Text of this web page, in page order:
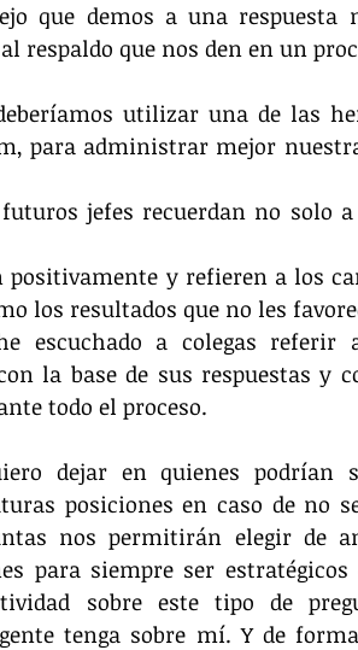
que demos a una
respaldo que nos den en un
utilizar una de las
para administrar mejor
jefes recuerdan no solo
positivamente y refieren a los
los resultados que no les
escuchado a colegas referir
la base de sus respuestas y
todo el proceso.
dejar en quienes podrían
posiciones en caso de no
nos permitirán elegir de
para siempre ser
sobre este tipo de
tenga sobre mí. Y de